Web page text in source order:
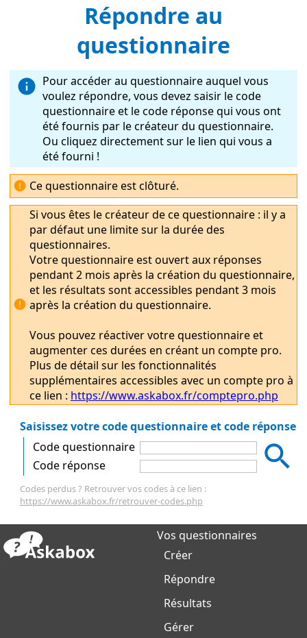
Répondre au
questionnaire
Pour accéder au questionnaire auquel vous
voulez répondre, vous devez saisir le code
questionnaire et le code réponse qui vous ont
été fournis par le créateur du questionnaire.
Ou cliquez directement sur le lien qui vous a
été fourni !
Ce questionnaire est clôturé.
Si vous êtes le créateur de ce questionnaire : il y a
par défaut une limite sur la durée des
questionnaires.
Votre questionnaire est ouvert aux réponses
pendant 2 mois après la création du questionnaire,
et les résultats sont accessibles pendant 3 mois
après la création du questionnaire.
Vous pouvez réactiver votre questionnaire et
augmenter ces durées en créant un compte pro.
Plus de détail sur les fonctionnalités
supplémentaires accessibles avec un compte pro à
ce lien : https://www.askabox.fr/comptepro.php
Saisissez votre code questionnaire et code réponse
Code questionnaire
Code réponse
Codes perdus ? Retrouver vos codes à ce lien :
https://www.askabox.fr/retrouver-codes.php
Vos questionnaires
Créer
Répondre
Résultats
Gérer